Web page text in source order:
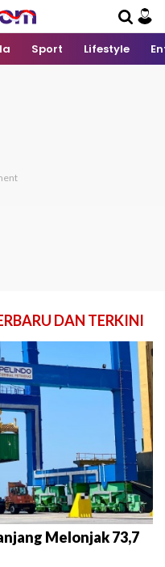
Sport Lifestyle
DAN TERKINI
Melonjak 73,7